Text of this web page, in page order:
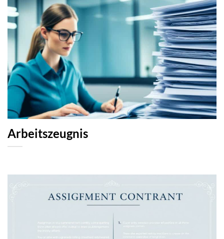
Arbeitszeugnis